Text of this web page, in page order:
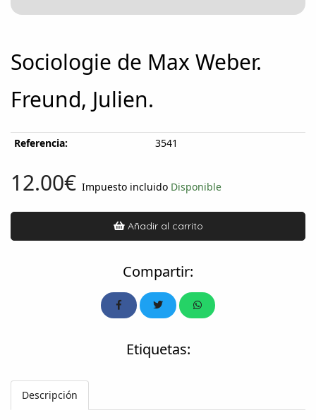
Sociologie de Max Weber.
Freund, Julien.
Referencia: 3541
12.00€ Impuesto incluido Disponible
Añadir al carrito
Compartir:
Etiquetas:
Descripción